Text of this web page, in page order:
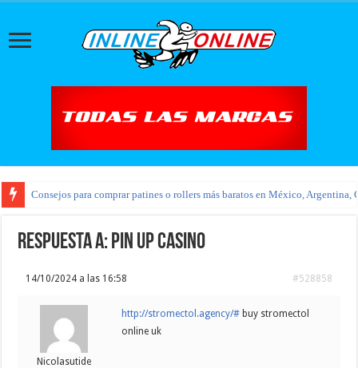
Consejos para comprar patines o rollers más baratos en México, Argentina,
Respuesta a: pin up casino
14/10/2024 a las 16:58 #528858
Nicolasutide
http://stromectol.agency/# buy stromectol
online uk